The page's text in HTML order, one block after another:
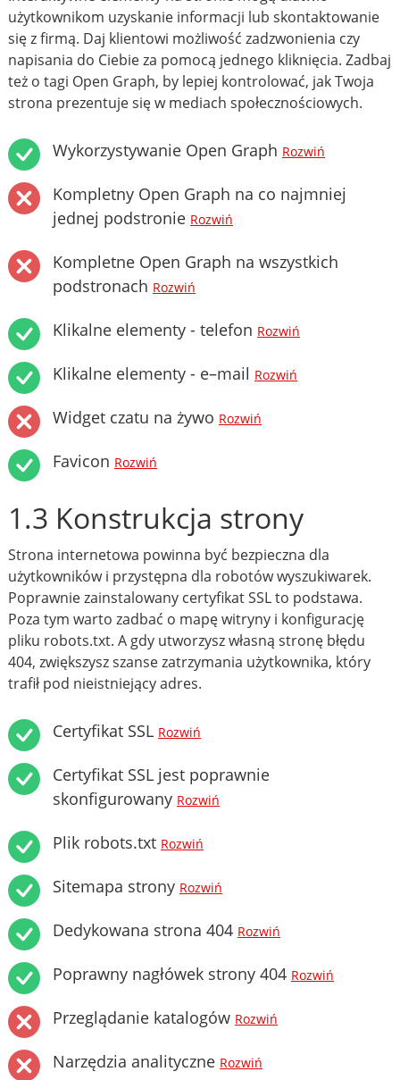
użytkownikom uzyskanie informacji lub skontaktowanie
się z firmą. Daj klientowi możliwość zadzwonienia czy
napisania do Ciebie za pomocą jednego kliknięcia. Zadbaj
też o tagi Open Graph, by lepiej kontrolować, jak Twoja
strona prezentuje się w mediach społecznościowych.
Wykorzystywanie Open Graph Rozwiń
Kompletny Open Graph na co najmniej
jednej podstronie Rozwiń
Kompletne Open Graph na wszystkich
podstronach Rozwiń
Klikalne elementy - telefon Rozwiń
Klikalne elementy - e–mail Rozwiń
Widget czatu na żywo Rozwiń
Favicon Rozwiń
1.3 Konstrukcja strony
Strona internetowa powinna być bezpieczna dla
użytkowników i przystępna dla robotów wyszukiwarek.
Poprawnie zainstalowany certyfikat SSL to podstawa.
Poza tym warto zadbać o mapę witryny i konfigurację
pliku robots.txt. A gdy utworzysz własną stronę błędu
404, zwiększysz szanse zatrzymania użytkownika, który
trafił pod nieistniejący adres.
Certyfikat SSL Rozwiń
Certyfikat SSL jest poprawnie
skonfigurowany Rozwiń
Plik robots.txt Rozwiń
Sitemapa strony Rozwiń
Dedykowana strona 404 Rozwiń
Poprawny nagłówek strony 404 Rozwiń
Przeglądanie katalogów Rozwiń
Narzędzia analityczne Rozwiń